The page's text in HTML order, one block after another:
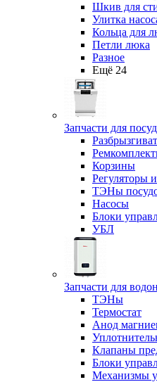
Шкив для
Улитка
Кольца для
Петли люка
Разное
Ещё 24
Запчасти для
Корзины
Регуляторы
ТЭНы
Насосы
Блоки
УБЛ
Запчасти для
ТЭНы
Термостат
Анод
Клапаны
Блоки
Механизмы